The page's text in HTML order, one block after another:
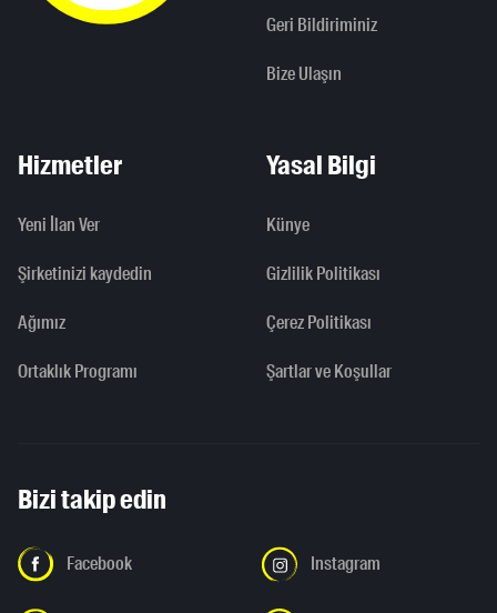
Geri Bildiriminiz
Bize Ulaşın
Hizmetler
Yeni İlan Ver
Şirketinizi kaydedin
Ağımız
Ortaklık Programı
Yasal Bilgi
Künye
Gizlilik Politikası
Çerez Politikası
Şartlar ve Koşullar
Bizi takip edin
Facebook Instagram